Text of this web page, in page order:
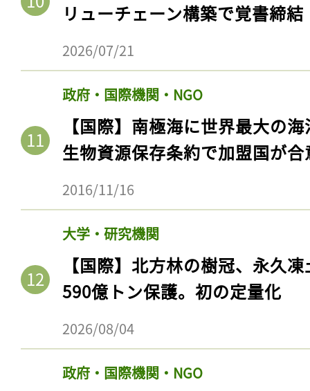
リューチェーン構築で覚書締結
2026/07/21
政府・国際機関・NGO
【国際】南極海に世界最大の
生物資源保存条約で加盟国が合
2016/11/16
大学・研究機関
【国際】北方林の樹冠、永久
590億トン保護。初の定量化
2026/08/04
政府・国際機関・NGO